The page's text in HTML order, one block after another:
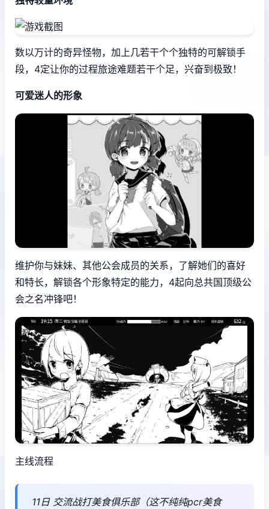
数以万计的奇异怪物，加上几若干个个独特的可解锁手
段，4定让你的过程旅途难题若干个足，兴奋到极致！
可爱迷人的形象
维护你与妹妹、其他公会成员的关系，了解她们的喜好
和特长，解锁各个形象特定的能力，4起向总共国顶级公
会之名冲锋吧！
主线流程
11日 交流战打美食俱乐部（这不纯纯pcr美食